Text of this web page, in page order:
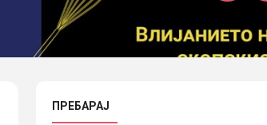
ПРЕБАРАЈ